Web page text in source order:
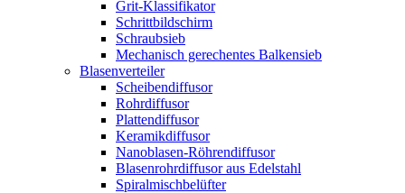
Grit-Klassifikator
Schrittbildschirm
Schraubsieb
Mechanisch gerechentes Balkensieb
Blasenverteiler
Scheibendiffusor
Rohrdiffusor
Plattendiffusor
Keramikdiffusor
Nanoblasen-Röhrendiffusor
Blasenrohrdiffusor aus Edelstahl
Spiralmischbelüfter